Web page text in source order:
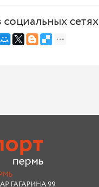
сетях
ГАГАРИНА 99